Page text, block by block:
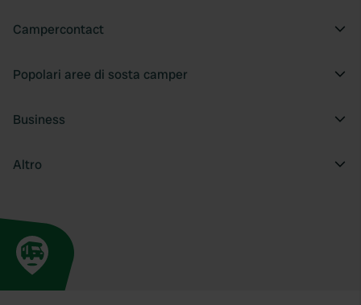
Campercontact
Popolari aree di sosta camper
Business
Altro